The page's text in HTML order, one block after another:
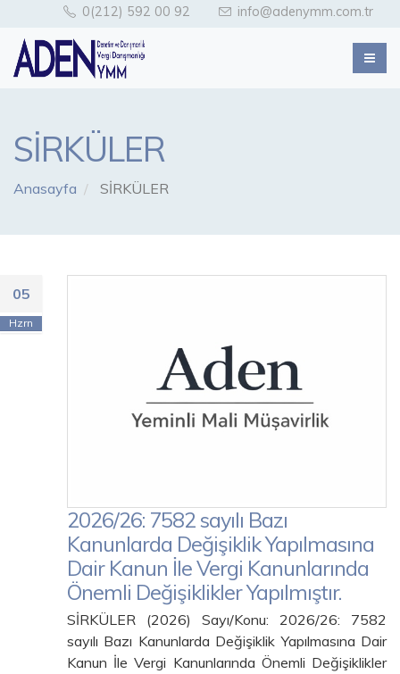
0(212) 592 00 92 info@adenymm.com.tr
SİRKÜLER
Anasayfa SİRKÜLER
05
Hzrn
2026/26: 7582 sayılı Bazı
Kanunlarda Değişiklik Yapılmasına
Dair Kanun İle Vergi Kanunlarında
Önemli Değişiklikler Yapılmıştır.
SİRKÜLER (2026) Sayı/Konu: 2026/26: 7582
sayılı Bazı Kanunlarda Değişiklik Yapılmasına Dair
Kanun İle Vergi Kanunlarında Önemli Değişiklikler